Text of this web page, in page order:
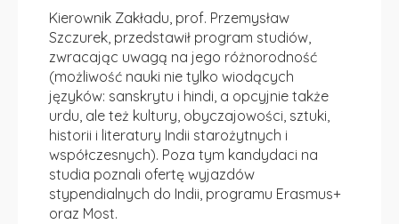
Kierownik Zakładu, prof. Przemysław
Szczurek, przedstawił program studiów,
zwracając uwagą na jego różnorodność
(możliwość nauki nie tylko wiodących
języków: sanskrytu i hindi, a opcyjnie także
urdu, ale też kultury, obyczajowości, sztuki,
historii i literatury Indii starożytnych i
współczesnych). Poza tym kandydaci na
studia poznali ofertę wyjazdów
stypendialnych do Indii, programu Erasmus+
oraz Most.